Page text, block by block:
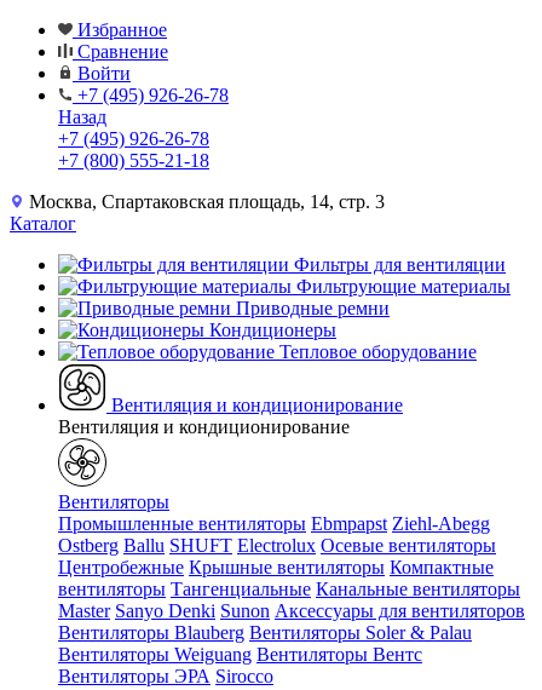
Избранное
Сравнение
Войти
+7 (495) 926-26-78
Назад
+7 (495) 926-26-78
+7 (800) 555-21-18
Москва, Спартаковская площадь, 14, стр. 3
Каталог
Фильтры для вентиляции
Фильтрующие материалы
Приводные ремни
Кондиционеры
Тепловое оборудование
Вентиляция и кондиционирование
Вентиляция и кондиционирование
Вентиляторы
Промышленные вентиляторы Ebmpapst Ziehl-Abegg
Ostberg Ballu SHUFT Electrolux Осевые вентиляторы
Центробежные Крышные вентиляторы Компактные
вентиляторы Тангенциальные Канальные вентиляторы
Master Sanyo Denki Sunon Аксессуары для вентиляторов
Вентиляторы Blauberg Вентиляторы Soler & Palau
Вентиляторы Weiguang Вентиляторы Вентс
Вентиляторы ЭРА Sirocco